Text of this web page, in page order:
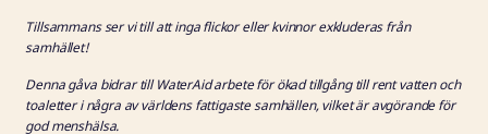
Tillsammans ser vi till att inga flickor eller kvinnor exkluderas från
samhället!
Denna gåva bidrar till WaterAid arbete för ökad tillgång till rent vatten och
toaletter i några av världens fattigaste samhällen, vilket är avgörande för
god menshälsa.